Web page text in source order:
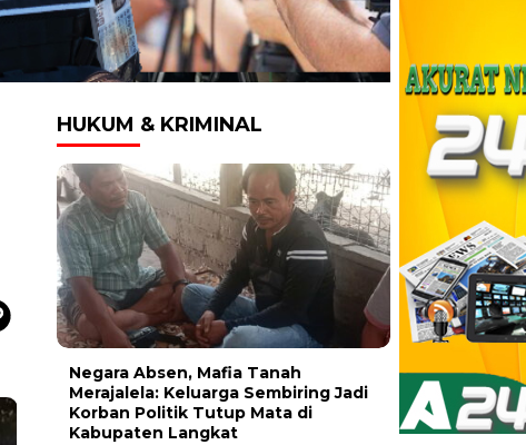
HUKUM & KRIMINAL
Negara Absen, Mafia Tanah
Merajalela: Keluarga Sembiring Jadi
Korban Politik Tutup Mata di
Kabupaten Langkat